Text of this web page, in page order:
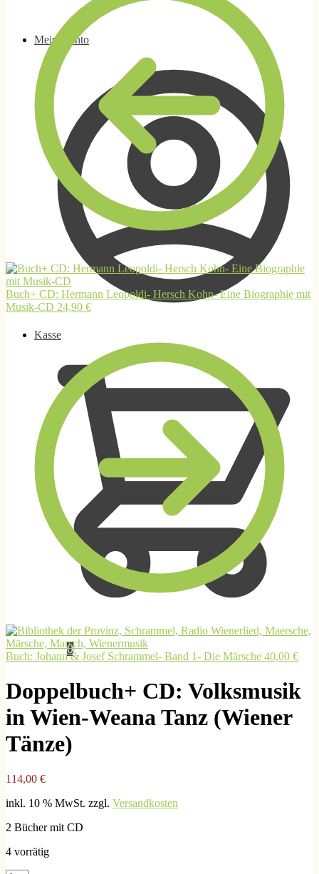
Mein Konto
Kasse
0,00€ 0
Buch+ CD: Hermann Leopoldi- Hersch Kohn- Eine Biographie mit
Musik-CD 24,90 €
Buch: Johann & Josef Schrammel- Band 1- Die Märsche 40,00 €
Doppelbuch+ CD: Volksmusik
in Wien-Weana Tanz (Wiener
Tänze)
114,00 €
inkl. 10 % MwSt. zzgl. Versandkosten
2 Bücher mit CD
4 vorrätig